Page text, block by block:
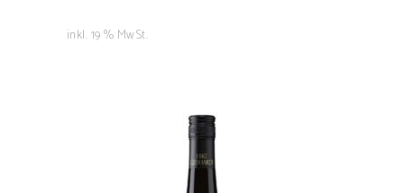
inkl. 19 % MwSt.